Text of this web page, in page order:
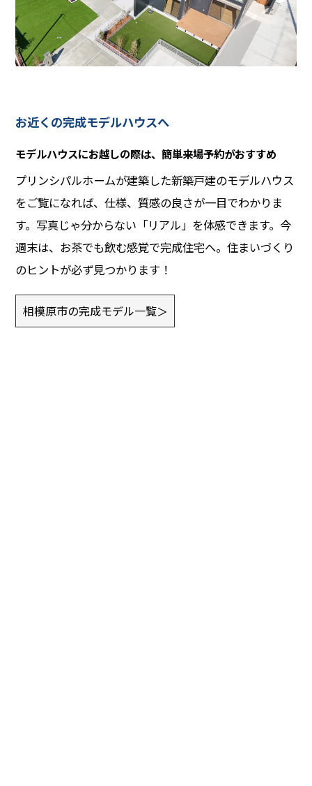
お近くの完成モデルハウスへ
モデルハウスにお越しの際は、簡単来場予約がおすすめ
プリンシパルホームが建築した新築戸建のモデルハウス
をご覧になれば、仕様、質感の良さが一目でわかりま
す。写真じゃ分からない「リアル」を体感できます。今
週末は、お茶でも飲む感覚で完成住宅へ。住まいづくり
のヒントが必ず見つかります！
相模原市の完成モデル一覧